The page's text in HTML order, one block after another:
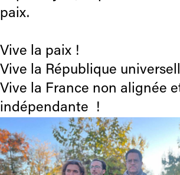
paix.
Vive la paix !
Vive la République
Vive la France non alignée
indépendante !